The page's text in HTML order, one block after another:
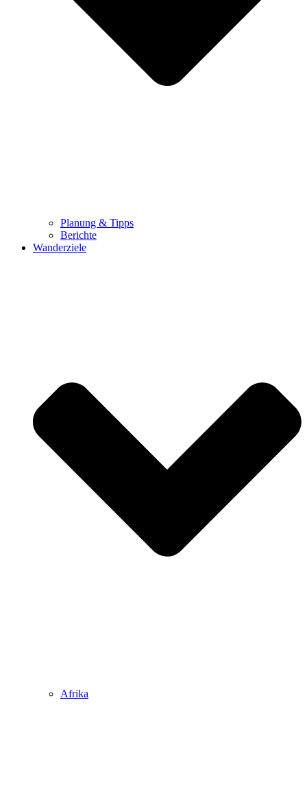
Planung & Tipps
Berichte
Wanderziele
Afrika